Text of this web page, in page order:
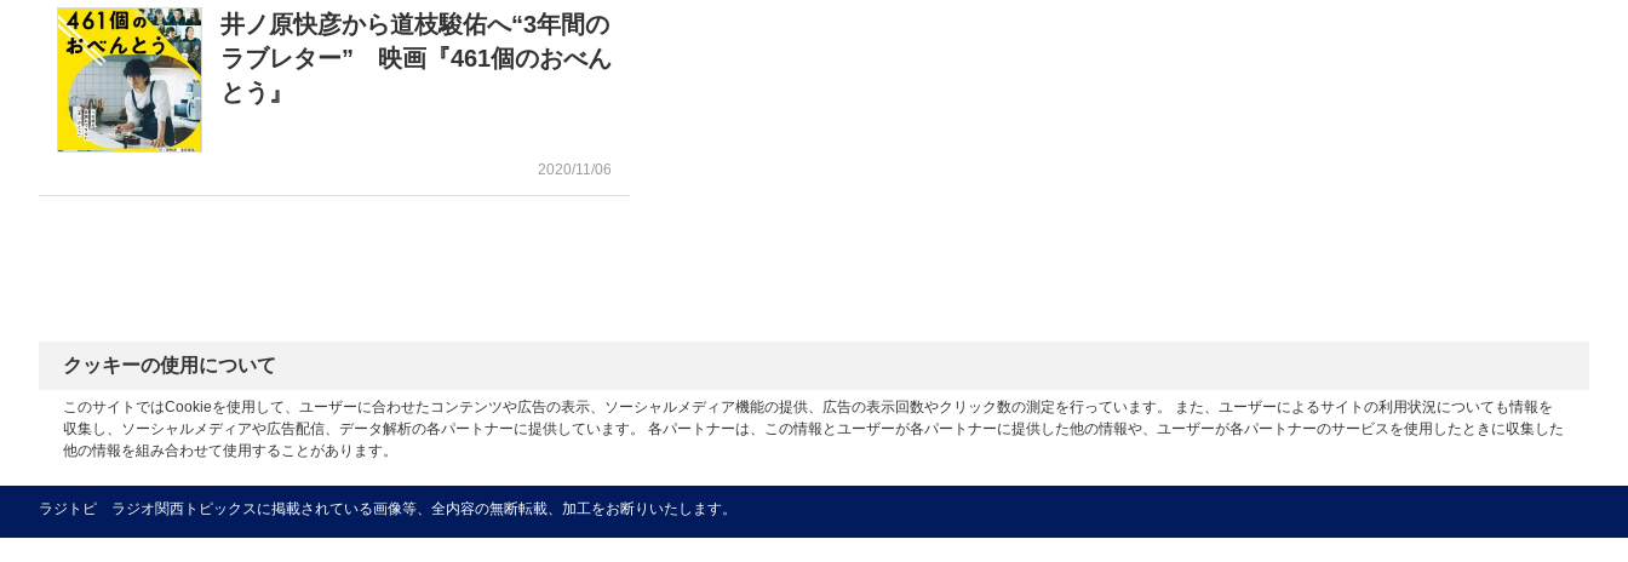
井ノ原快彦から道枝駿佑へ“3年間の
ラブレター” 映画『461個のおべん
とう』
2020/11/06
クッキーの使用について
このサイトではCookieを使用して、ユーザーに合わせたコンテンツや広告の表示、ソーシャルメディア機能の提供、広告の表示回数やクリック数の測定を行っています。 また、ユーザーによるサイトの利用状況についても情報を
収集し、ソーシャルメディアや広告配信、データ解析の各パートナーに提供しています。 各パートナーは、この情報とユーザーが各パートナーに提供した他の情報や、ユーザーが各パートナーのサービスを使用したときに収集した
他の情報を組み合わせて使用することがあります。
ラジトピ ラジオ関西トピックスに掲載されている画像等、全内容の無断転載、加工をお断りいたします。